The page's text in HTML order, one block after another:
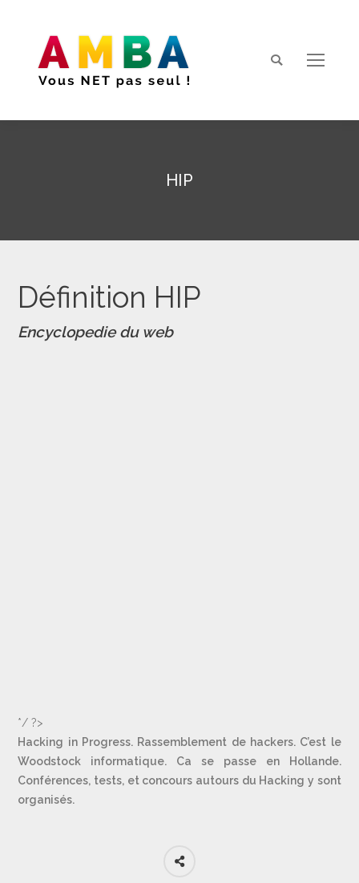
Search:
HIP
Définition HIP
Encyclopedie du web
*/ ?>
Hacking in Progress. Rassemblement de hackers. C’est le
Woodstock informatique. Ca se passe en Hollande.
Conférences, tests, et concours autours du Hacking y sont
organisés.